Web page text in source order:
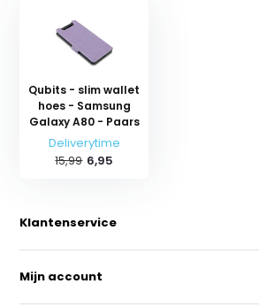
Qubits - slim wallet
hoes - Samsung
Galaxy A80 - Paars
Deliverytime
15,99 6,95
Klantenservice
Mijn account